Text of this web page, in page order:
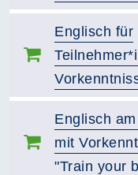
Englisch für
Englisch
mit
"Train your